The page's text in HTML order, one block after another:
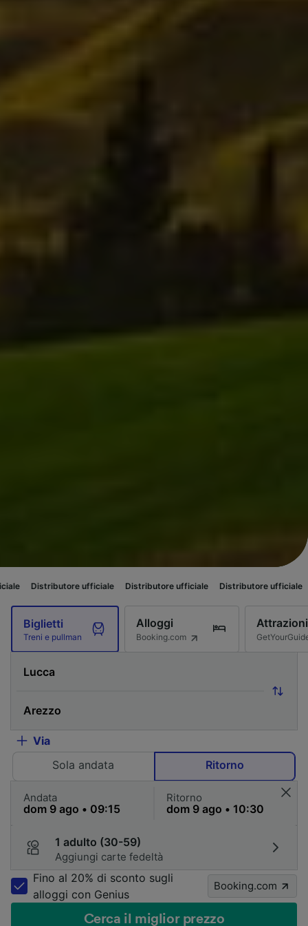
ufficiale Distributore ufficiale Distributore ufficiale
Biglietti
Treni e pullman
Alloggi
Booking.com
Attrazioni
Via
Sola andata
Ritorno
Andata Ritorno
1 adulto (30-59)
Aggiungi carte fedeltà
Fino al 20% di sconto sugli
alloggi con Genius
Booking.com
Cerca il miglior prezzo